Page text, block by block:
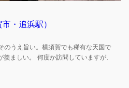
・追浜駅）
のうえ旨い。横須賀でも稀有な天国で
ましい。 何度か訪問していますが、